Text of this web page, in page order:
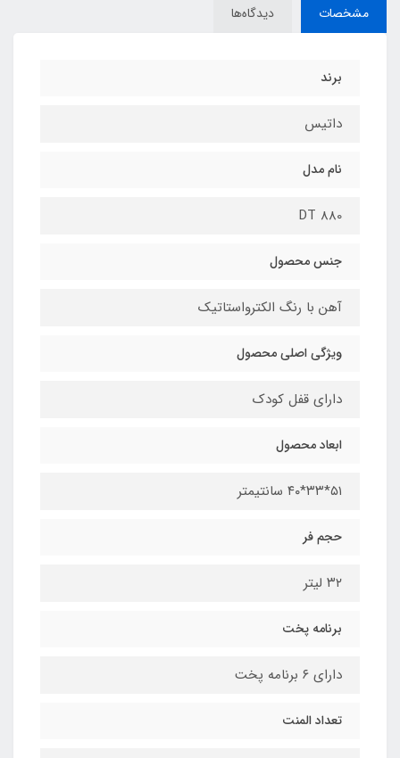
مشخصات دیدگاه‌ها
برند
داتیس
نام مدل
DT 880
جنس محصول
آهن با رنگ الکترواستاتیک
ویژگی اصلی محصول
دارای قفل کودک
ابعاد محصول
۵۱*۳۳*۴۰ سانتیمتر
حجم فر
۳۲ لیتر
برنامه پخت
دارای ۶ برنامه پخت
تعداد المنت